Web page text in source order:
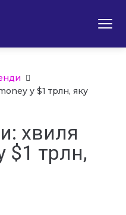
у $1 трлн, яку
хвиля
$1 трлн,